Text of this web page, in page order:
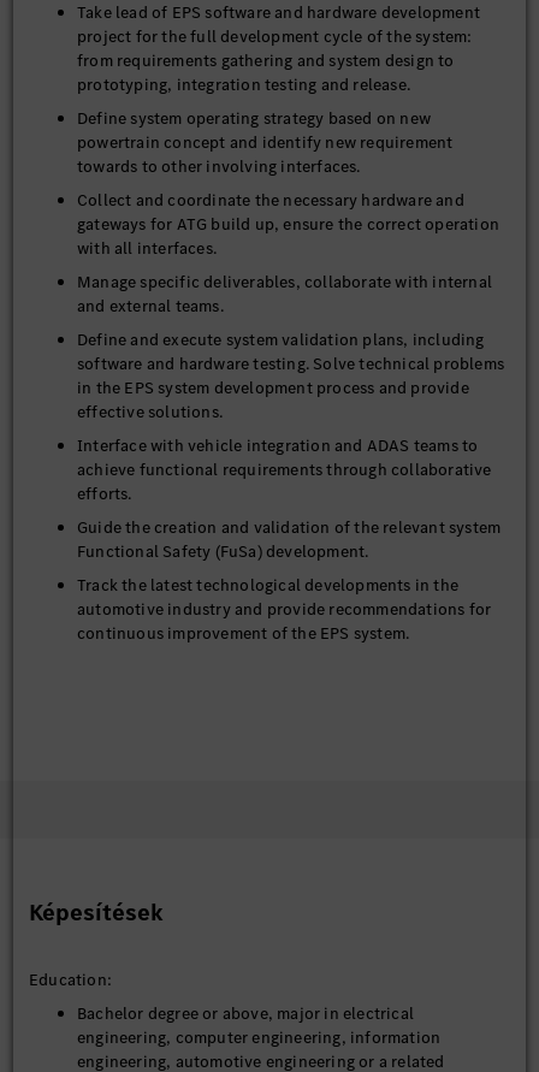
Take lead of EPS software and hardware development
project for the full development cycle of the system:
from requirements gathering and system design to
prototyping, integration testing and release.
Define system operating strategy based on new
powertrain concept and identify new requirement
towards to other involving interfaces.
Collect and coordinate the necessary hardware and
gateways for ATG build up, ensure the correct operation
with all interfaces.
Manage specific deliverables, collaborate with internal
and external teams.
Define and execute system validation plans, including
software and hardware testing. Solve technical problems
in the EPS system development process and provide
effective solutions.
Interface with vehicle integration and ADAS teams to
achieve functional requirements through collaborative
efforts.
Guide the creation and validation of the relevant system
Functional Safety (FuSa) development.
Track the latest technological developments in the
automotive industry and provide recommendations for
continuous improvement of the EPS system.
Képesítések
Education:
Bachelor degree or above, major in electrical
engineering, computer engineering, information
engineering, automotive engineering or a related